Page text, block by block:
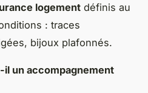
logement définis au
: traces
bijoux plafonnés.
un accompagnement